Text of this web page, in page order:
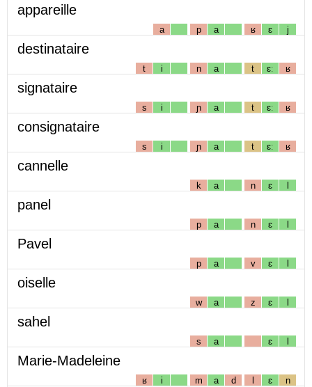
appareille
a p a ʁ ɛ j
destinataire
t i n a t ɛː ʁ
signataire
s i ɲ a t ɛː ʁ
consignataire
s i ɲ a t ɛː ʁ
cannelle
k a n ɛ l
panel
p a n ɛ l
Pavel
p a v ɛ l
oiselle
w a z ɛ l
sahel
s a ɛ l
Marie-Madeleine
ʁ i m a d l ɛ n